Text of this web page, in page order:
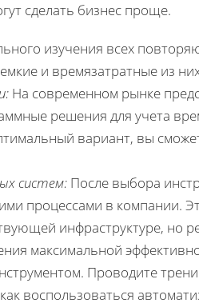
сделать бизнес проще.
изучения всех
и времязатратные из
На современном рынке
решения для учета
вариант, вы
систем: После выбора
процессами в компании.
инфраструктуре, но
максимальной
Проводите
воспользоваться